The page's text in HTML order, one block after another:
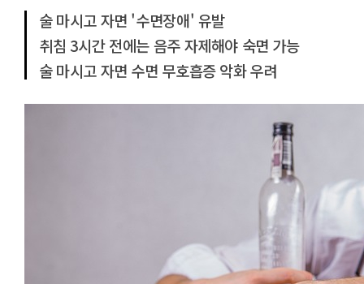
술 마시고 자면 '수면장애' 유발
취침 3시간 전에는 음주 자제해야 숙면 가능
술 마시고 자면 수면 무호흡증 악화 우려